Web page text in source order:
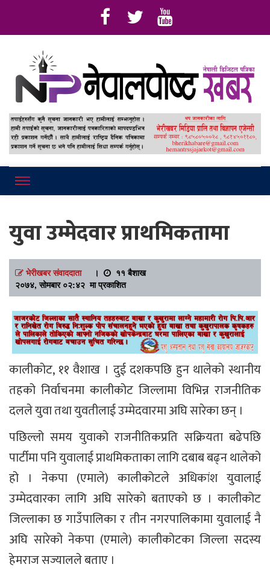
युवा उम्मेदवार प्राथमिकतामा
भेरीखबर संवाददाता।
११ बैशाख
२०७४, सोमबार ०२:४२ मा प्रकाशित
कालीकोट, ११ वैशाख । दुई दशकपछि हुन थालेको स्थानीय
तहको निर्वाचनमा कालीकोट जिल्लामा विभिन्न राजनीतिक
दलले युवा तथा युवतीलाई उम्मेदवारमा अघि सारेका छन् ।
पछिल्लो समय युवाको राजनीतिकप्रति सक्रियता बढेपछि
पार्टीमा पनि युवालाई प्राथमिकताका लागि दबाब बढ्न थालेको
हो । नेकपा (एमाले) कालीकोटले अधिकांश युवालाई
उम्मेदवारका लागि अघि सारेको बताएको छ । कालीकोट
जिल्लाका छ गाउँपालिका र तीन नगरपालिकामा युवालाई नै
अघि सारेको नेकपा (एमाले) कालीकोटका जिल्ला सदस्य
हेमराज सज्यालले बताए ।